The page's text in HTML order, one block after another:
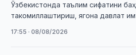
Ўзбекистонда таълим сифатини
такомиллаштириш, ягона давлат
17:55 · 08/08/2026